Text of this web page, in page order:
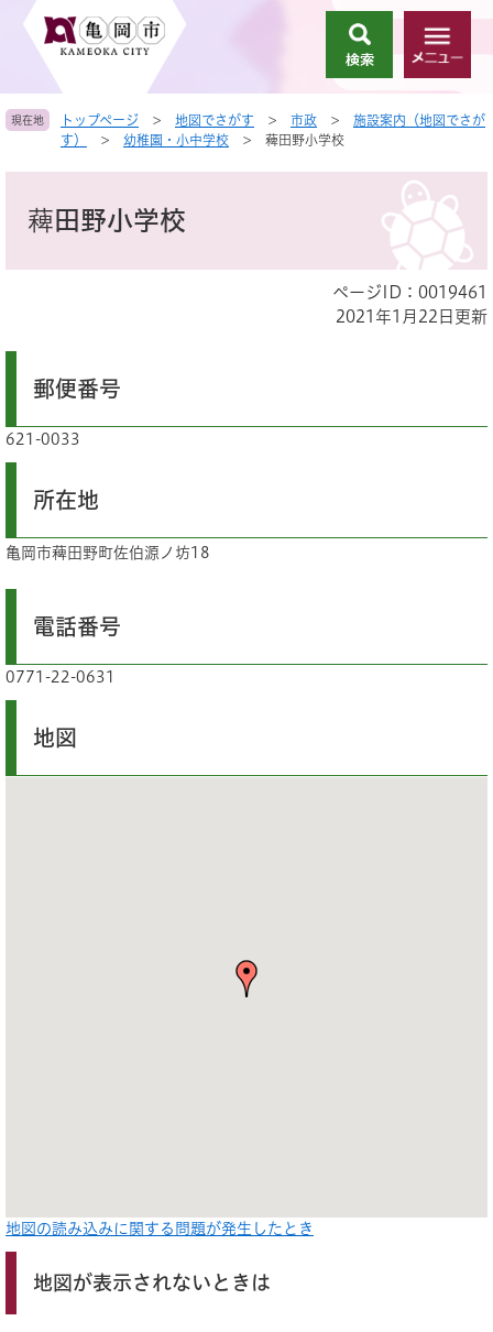
頭
す
飛
し
索
メ
ニ
ー
現在地 トップページ > 地図でさがす > 市政 >
施設案内（地図でさが
す）
> 幼稚園・小中学校 > 薭田野小学校
薭田野小学校
ページID：0019461
2021年1月22日更新
郵便番号
621-0033
所在地
亀岡市薭田野町佐伯源ノ坊18
電話番号
0771-22-0631
地図
地図の読み込みに関する問題が発生したとき
地図が表示されないときは